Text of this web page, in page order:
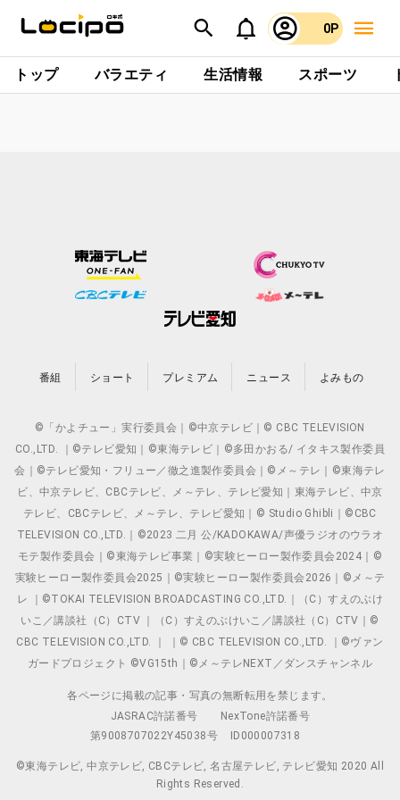
0P
トップ バラエティ 生活情報 スポーツ
番組 ショート プレミアム ニュース よみもの
©「かよチュー」実行委員会｜©中京テレビ｜© CBC TELEVISION
CO.,LTD. ｜©テレビ愛知｜©東海テレビ｜©多田かおる/ イタキス製作委員
会｜©テレビ愛知・フリュー／徹之進製作委員会｜©メ～テレ｜©東海テレ
ビ、中京テレビ、CBCテレビ、メ～テレ、テレビ愛知｜東海テレビ、中京
テレビ、CBCテレビ、メ～テレ、テレビ愛知｜© Studio Ghibli｜©CBC
TELEVISION CO.,LTD.｜©2023 二月 公/KADOKAWA/声優ラジオのウラオ
モテ製作委員会｜©東海テレビ事業｜©実験ヒーロー製作委員会2024｜©
実験ヒーロー製作委員会2025｜©実験ヒーロー製作委員会2026｜©メ～テ
レ ｜©TOKAI TELEVISION BROADCASTING CO.,LTD.｜（C）すえのぶけ
いこ／講談社（C）CTV ｜（C）すえのぶけいこ／講談社（C）CTV｜©
CBC TELEVISION CO.,LTD. ｜ ｜© CBC TELEVISION CO.,LTD. ｜©ヴァン
ガードプロジェクト ©VG15th｜©メ～テレNEXT／ダンスチャンネル
各ページに掲載の記事・写真の無断転用を禁じます。
JASRAC許諾番号
NexTone許諾番号
第9008707022Y45038号
ID000007318
©東海テレビ, 中京テレビ, CBCテレビ, 名古屋テレビ, テレビ愛知 2020 All
Rights Reserved.